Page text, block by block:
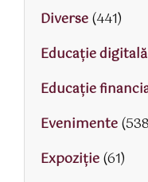
Diverse(441)
Educaţie digitală
Educaţie
Evenimente
Expoziție(61)